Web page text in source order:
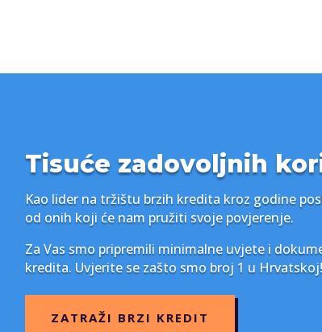
Tisuće zadovoljnih
Kao lider na tržištu brzih kredita kroz godine
od onih koji će nam pružiti svoje povjerenje.
Za Vas smo pripremili minimalne uvjete i
kredita. Uvjerite se zašto smo broj 1 u Hrvatskoj!
ZATRAŽI BRZI KREDIT